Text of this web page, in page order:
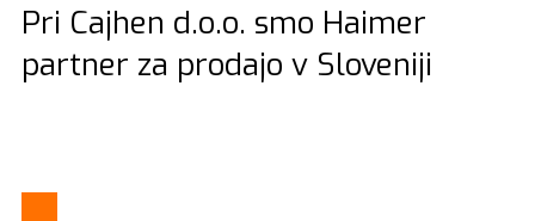
Pri Cajhen d.o.o. smo Haimer
partner za prodajo v Sloveniji